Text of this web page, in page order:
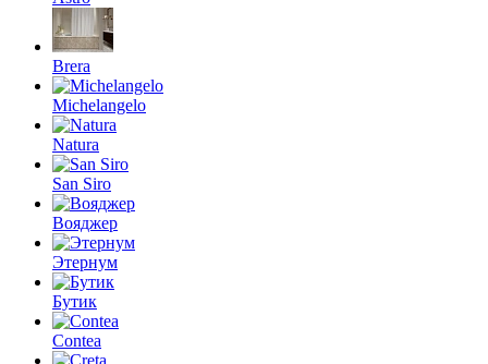
Brera
Michelangelo
Natura
San Siro
Вояджер
Этернум
Бутик
Contea